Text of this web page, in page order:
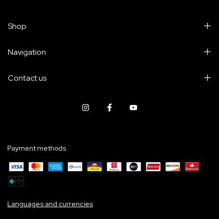
Shop
Navigation
Contact us
Payment methods
Languages and currencies